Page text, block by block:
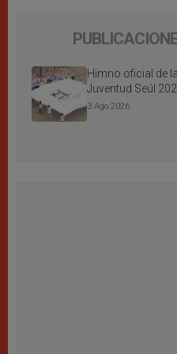
Himno oficial de
Juventud Seúl
3 Ago 2026